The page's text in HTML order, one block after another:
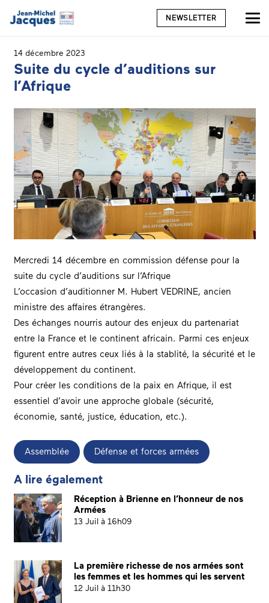
NEWSLETTER
14 décembre 2023
Suite du cycle d’auditions sur
l’Afrique
Mercredi 14 décembre en commission défense pour la
suite du cycle d’auditions sur l’Afrique
L’occasion d’auditionner M. Hubert VEDRINE, ancien
ministre des affaires étrangères.
Des échanges nourris autour des enjeux du partenariat
entre la France et le continent africain. Parmi ces enjeux
figurent entre autres ceux liés à la stablité, la sécurité et le
développement du continent.
Pour créer les conditions de la paix en Afrique, il est
essentiel d’avoir une approche globale (sécurité,
économie, santé, justice, éducation, etc.).
Assemblée Défense et forces armées
A lire également
Réception à Brienne en l’honneur de nos
Armées
13 Juil à 16h09
La première richesse de nos armées sont
les femmes et les hommes qui les servent
12 Juil à 11h30